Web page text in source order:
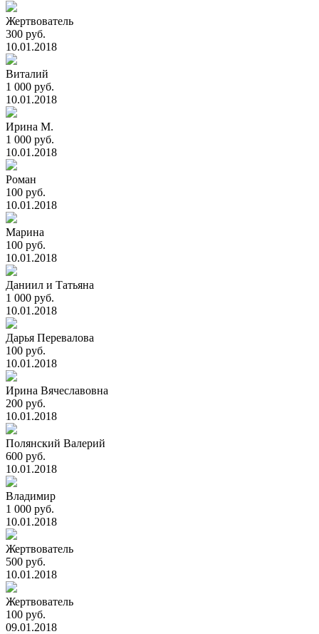
Жертвователь
300 руб.
10.01.2018
Виталий
1 000 руб.
10.01.2018
Ирина М.
1 000 руб.
10.01.2018
Роман
100 руб.
10.01.2018
Марина
100 руб.
10.01.2018
Даниил и Татьяна
1 000 руб.
10.01.2018
Дарья Перевалова
100 руб.
10.01.2018
Ирина Вячеславовна
200 руб.
10.01.2018
Полянский Валерий
600 руб.
10.01.2018
Владимир
1 000 руб.
10.01.2018
Жертвователь
500 руб.
10.01.2018
Жертвователь
100 руб.
09.01.2018